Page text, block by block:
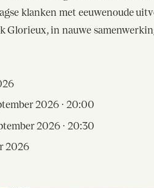
klanken met eeuwenoude
Glorieux, in nauwe
2026 · 20:00
2026 · 20:30
2026